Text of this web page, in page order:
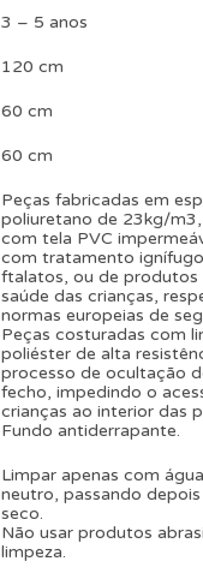
3 – 5 anos
120 cm
60 cm
60 cm
Peças fabricadas em
poliuretano de 23kg/
com tela PVC
com tratamento
ftalatos, ou de produtos
saúde das crianças,
normas europeias de
Peças costuradas com
poliéster de alta
processo de ocultação
fecho, impedindo o
crianças ao interior das
Fundo antiderrapante.
Limpar apenas com
neutro, passando
seco.
Não usar produtos
limpeza.